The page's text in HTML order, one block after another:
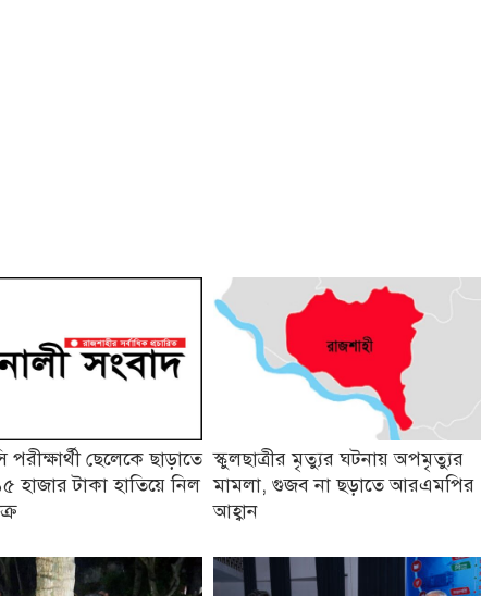
ছেলেকে ছাড়াতে
হাজার টাকা হাতিয়ে নিল
স্কুলছাত্রীর মৃত্যুর ঘটনায় অপমৃত্যুর
মামলা, গুজব না ছড়াতে আরএমপির
আহ্বান